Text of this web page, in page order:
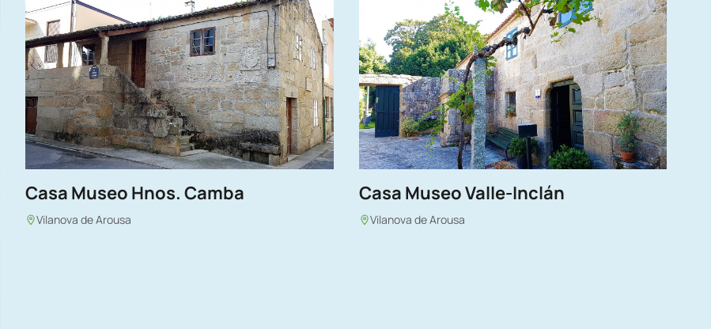
Casa Museo Hnos. Camba
Vilanova de Arousa
Casa Museo Valle-Inclán
Vilanova de Arousa